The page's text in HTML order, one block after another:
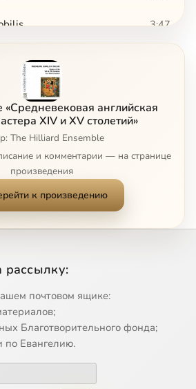
3:47
Christi
of such virtue 8:18
mea
английская
XIV и XV столетий»
The Hilliard Ensemble
и комментарии — на странице
произведения
к произведению
рассылку:
почтовом ящике:
Благотворительного фонда;
по Евангелию.